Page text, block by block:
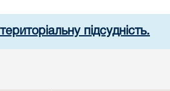
підсудність.